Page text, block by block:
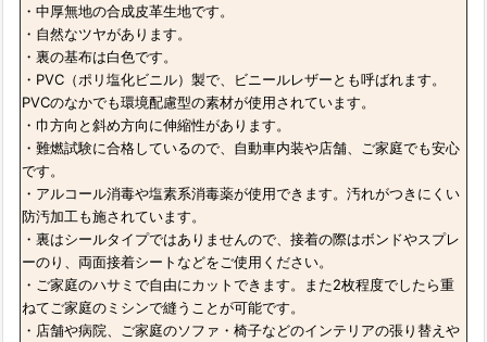
・中厚無地の合成皮革生地です。
・自然なツヤがあります。
・裏の基布は白色です。
・PVC（ポリ塩化ビニル）製で、ビニールレザーとも呼ばれます。
PVCのなかでも環境配慮型の素材が使用されています。
・巾方向と斜め方向に伸縮性があります。
・難燃試験に合格しているので、自動車内装や店舗、ご家庭でも安心
です。
・アルコール消毒や塩素系消毒薬が使用できます。汚れがつきにくい
防汚加工も施されています。
・裏はシールタイプではありませんので、接着の際はボンドやスプレ
ーのり、両面接着シートなどをご使用ください。
・ご家庭のハサミで自由にカットできます。また2枚程度でしたら重
ねてご家庭のミシンで縫うことが可能です。
・店舗や病院、ご家庭のソファ・椅子などのインテリアの張り替えや